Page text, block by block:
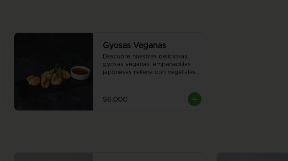
Gyosas Veganas
Descubre nuestras deliciosas
gyosas veganas, empanadillas
japonesas rellena con vegetales
$6.000